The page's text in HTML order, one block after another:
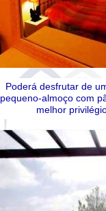
Poderá desfrutar de
pequeno-almoço com
melhor